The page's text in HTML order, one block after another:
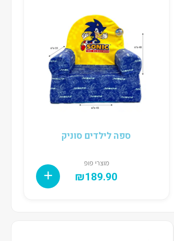
ספה לילדים סוניק
מוצרי פופ
₪189.90